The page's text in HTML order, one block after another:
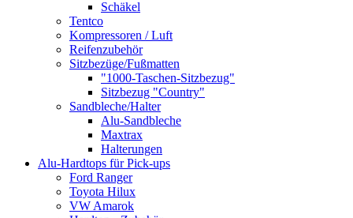
Schäkel
Tentco
Kompressoren / Luft
Reifenzubehör
Sitzbezüge/Fußmatten
"1000-Taschen-Sitzbezug"
Sitzbezug "Country"
Sandbleche/Halter
Alu-Sandbleche
Maxtrax
Halterungen
Alu-Hardtops für Pick-ups
Ford Ranger
Toyota Hilux
VW Amarok